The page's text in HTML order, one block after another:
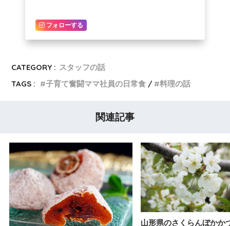
フォローする
CATEGORY : スタッフの話
TAGS :
子育て奮闘ママ社員の日常食 料理の話
関連記事
山形県のさくらんぼかか